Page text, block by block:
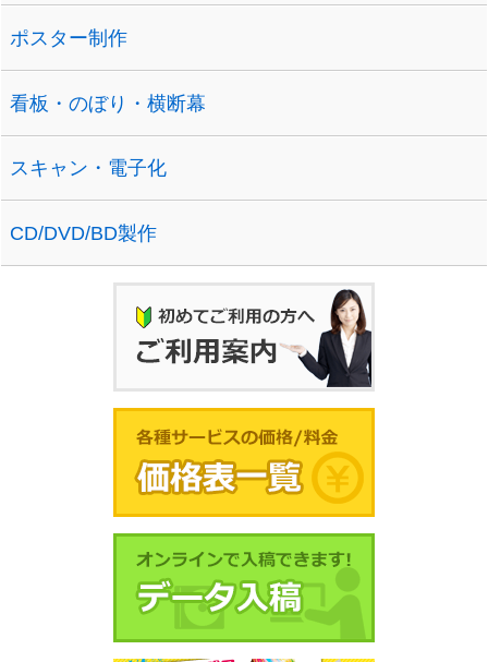
ポスター制作
看板・のぼり・横断幕
スキャン・電子化
CD/DVD/BD製作